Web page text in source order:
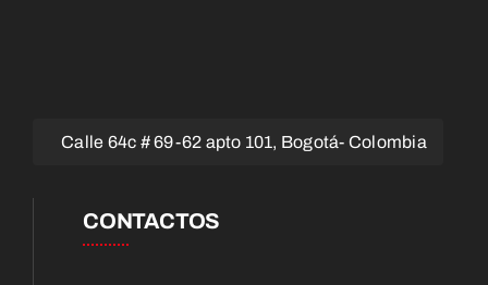
Calle 64c # 69-62 apto 101, Bogotá- Colombia
CONTACTOS